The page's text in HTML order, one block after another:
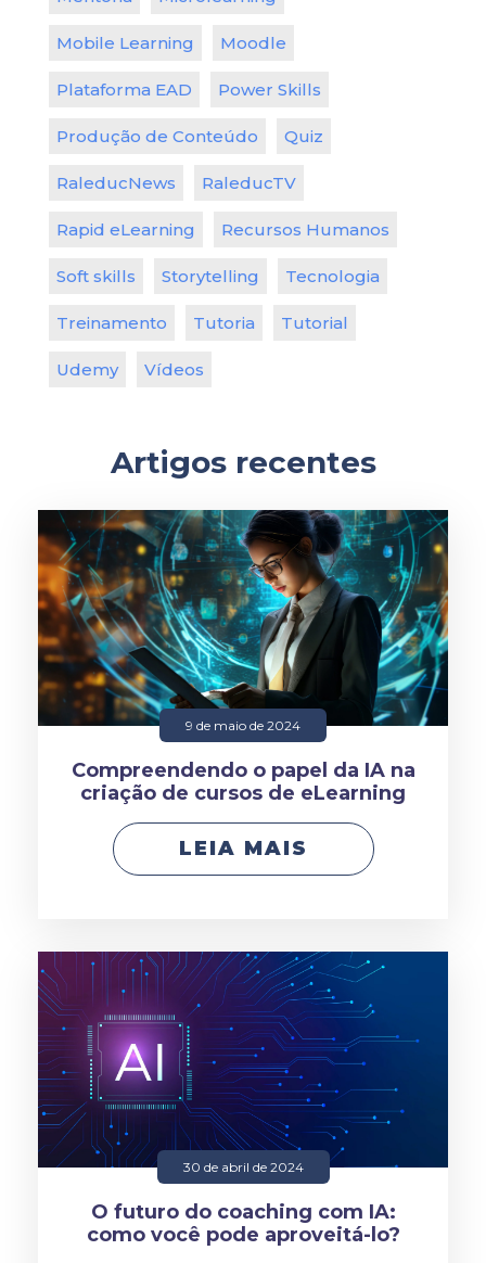
Mobile Learning Moodle
Plataforma EAD Power Skills
Produção de Conteúdo Quiz
RaleducNews RaleducTV
Rapid eLearning Recursos Humanos
Soft skills Storytelling Tecnologia
Treinamento Tutoria Tutorial
Udemy Vídeos
Artigos recentes
9 de maio de 2024
Compreendendo o papel da IA na
criação de cursos de eLearning
LEIA MAIS
30 de abril de 2024
O futuro do coaching com IA:
como você pode aproveitá-lo?